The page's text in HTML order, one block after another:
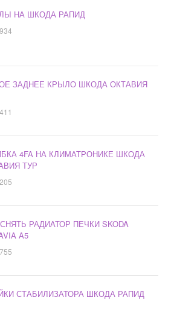
НА ШКОДА РАПИД
ЗАДНЕЕ КРЫЛО ШКОДА ОКТАВИЯ
4FA НА КЛИМАТРОНИКЕ ШКОДА
ТУР
РАДИАТОР ПЕЧКИ SKODA
A5
СТАБИЛИЗАТОРА ШКОДА РАПИД